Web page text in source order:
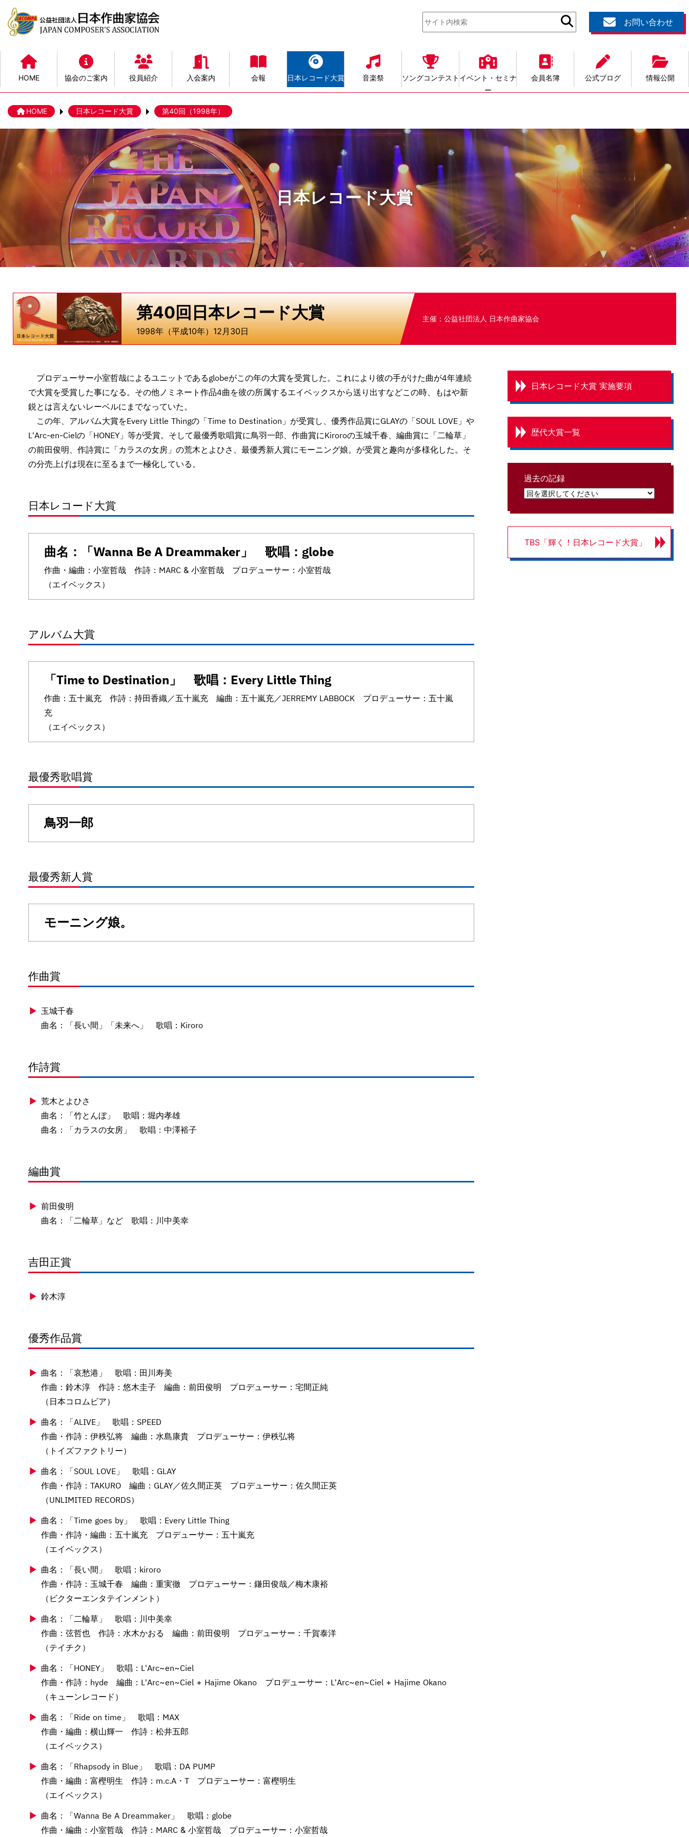
お問い合わせ
HOME 協会のご案内 役員紹介 入会案内 会報 日本レコード大賞 音楽祭 ソングコンテスト イベント・セミナ
ー
会員名簿 公式ブログ 情報公開
HOME 日本レコード大賞 第40回（1998年）
日本レコード大賞
第40回日本レコード大賞
1998年（平成10年）12月30日
主催：公益社団法人 日本作曲家協会
プロデューサー小室哲哉によるユニットであるglobeがこの年の大賞を受賞した。これにより彼の手がけた曲が4年連続
で大賞を受賞した事になる。その他ノミネート作品4曲を彼の所属するエイベックスから送り出すなどこの時、もはや新
鋭とは言えないレーベルにまでなっていた。
この年、アルバム大賞をEvery Little Thingの「Time to Destination」が受賞し、優秀作品賞にGLAYの「SOUL LOVE」や
L'Arc-en-Cielの「HONEY」等が受賞。そして最優秀歌唱賞に鳥羽一郎、作曲賞にKiroroの玉城千春、編曲賞に「二輪草」
の前田俊明、作詩賞に「カラスの女房」の荒木とよひさ、最優秀新人賞にモーニング娘。が受賞と趣向が多様化した。そ
の分売上げは現在に至るまで一極化している。
日本レコード大賞
曲名：「Wanna Be A Dreammaker」 歌唱：globe
作曲・編曲：小室哲哉 作詩：MARC & 小室哲哉 プロデューサー：小室哲哉
（エイベックス）
アルバム大賞
「Time to Destination」 歌唱：Every Little Thing
作曲：五十嵐充 作詩：持田香織／五十嵐充 編曲：五十嵐充／JERREMY LABBOCK プロデューサー：五十嵐
充
（エイベックス）
最優秀歌唱賞
鳥羽一郎
最優秀新人賞
モーニング娘。
作曲賞
玉城千春
曲名：「長い間」「未来へ」 歌唱：Kiroro
作詩賞
荒木とよひさ
曲名：「竹とんぼ」 歌唱：堀内孝雄
曲名：「カラスの女房」 歌唱：中澤裕子
編曲賞
前田俊明
曲名：「二輪草」など 歌唱：川中美幸
吉田正賞
鈴木淳
優秀作品賞
曲名：「哀愁港」 歌唱：田川寿美
作曲：鈴木淳 作詩：悠木圭子 編曲：前田俊明 プロデューサー：宅間正純
（日本コロムビア）
曲名：「ALIVE」 歌唱：SPEED
作曲・作詩：伊秩弘将 編曲：水島康貴 プロデューサー：伊秩弘将
（トイズファクトリー）
曲名：「SOUL LOVE」 歌唱：GLAY
作曲・作詩：TAKURO 編曲：GLAY／佐久間正英 プロデューサー：佐久間正英
（UNLIMITED RECORDS）
曲名：「Time goes by」 歌唱：Every Little Thing
作曲・作詩・編曲：五十嵐充 プロデューサー：五十嵐充
（エイベックス）
曲名：「長い間」 歌唱：kiroro
作曲・作詩：玉城千春 編曲：重実徹 プロデューサー：鎌田俊哉／梅木康裕
（ビクターエンタテインメント）
曲名：「二輪草」 歌唱：川中美幸
作曲：弦哲也 作詩：水木かおる 編曲：前田俊明 プロデューサー：千賀泰洋
（テイチク）
曲名：「HONEY」 歌唱：L'Arc~en~Ciel
作曲・作詩：hyde 編曲：L'Arc~en~Ciel + Hajime Okano プロデューサー：L'Arc~en~Ciel + Hajime Okano
（キューンレコード）
曲名：「Ride on time」 歌唱：MAX
作曲・編曲：横山輝一 作詩：松井五郎
（エイベックス）
曲名：「Rhapsody in Blue」 歌唱：DA PUMP
作曲・編曲：富樫明生 作詩：m.c.A・T プロデューサー：富樫明生
（エイベックス）
曲名：「Wanna Be A Dreammaker」 歌唱：globe
作曲・編曲：小室哲哉 作詩：MARC & 小室哲哉 プロデューサー：小室哲哉
日本レコード大賞 実施要項
歴代大賞一覧
過去の記録
TBS「輝く！日本レコード大賞」